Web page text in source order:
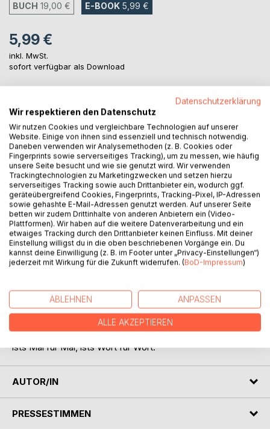
BUCH 19,00 € E-BOOK 5,99 €
5,99 €
inkl. MwSt.
sofort verfügbar als Download
IN DEN WARENKORB
Auf die Merkliste
Titel bewerten
BESCHREIBUNG
nun jedenfalls in grosser Zahl,
Lustiges oder ... und so fort,
ob erste oder zweite Wahl,
gar lesenswert ists allemal,
ists Mal für Mal, ists Wort für Wort.
AUTOR/IN
PRESSESTIMMEN
Datenschutzerklärung
Wir respektieren den Datenschutz
Wir nutzen Cookies und vergleichbare Technologien auf unserer
Website. Einige von ihnen sind essenziell und technisch notwendig.
Daneben verwenden wir Analysemethoden (z. B. Cookies oder
Fingerprints sowie serverseitiges Tracking), um zu messen, wie häufig
unsere Seite besucht und wie sie genutzt wird. Wir verwenden
Trackingtechnologien zu Marketingzwecken und setzen hierzu
serverseitiges Tracking sowie auch Drittanbieter ein, wodurch ggf.
geräteübergreifend Cookies, Fingerprints, Tracking-Pixel, IP-Adressen
sowie gehashte E-Mail-Adressen genutzt werden. Auf unserer Seite
betten wir zudem Drittinhalte von anderen Anbietern ein (Video-
Plattformen). Wir haben auf die weitere Datenverarbeitung und ein
etwaiges Tracking durch den Drittanbieter keinen Einfluss. Mit deiner
Einstellung willigst du in die oben beschriebenen Vorgänge ein. Du
kannst deine Einwilligung (z. B. im Footer unter „Privacy-Einstellungen“)
jederzeit mit Wirkung für die Zukunft widerrufen. (BoD-Impressum)
ABLEHNEN ANPASSEN
ALLE AKZEPTIEREN